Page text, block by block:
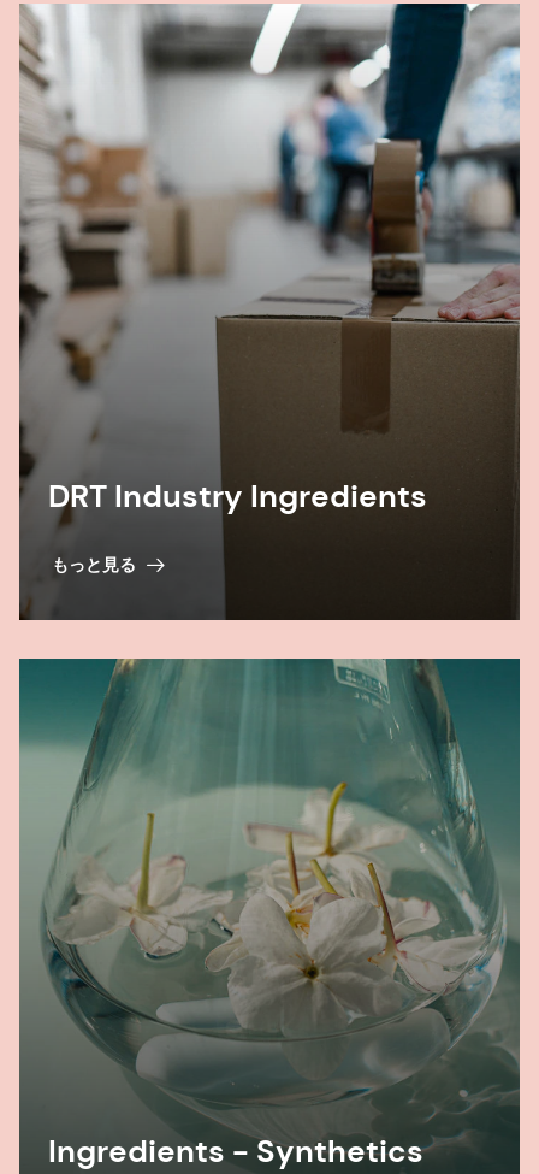
DRT Industry Ingredients
もっと見る
Ingredients - Synthetics